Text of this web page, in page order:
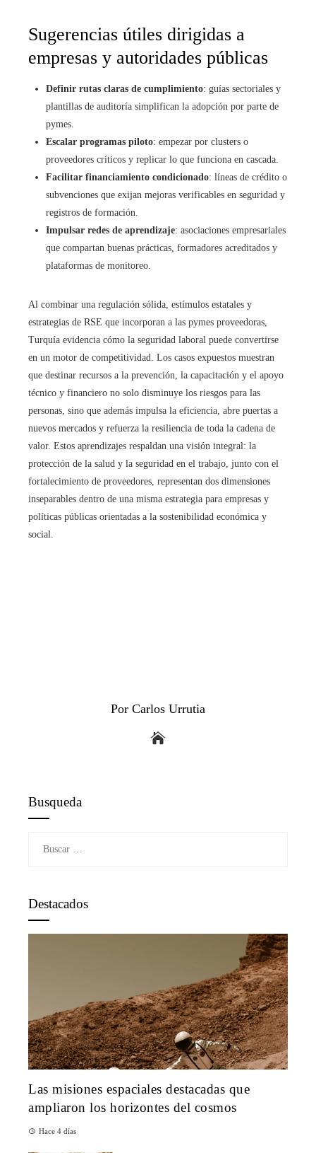
Sugerencias útiles dirigidas a
empresas y autoridades públicas
Definir rutas claras de cumplimiento: guías sectoriales y
plantillas de auditoría simplifican la adopción por parte de
pymes.
Escalar programas piloto: empezar por clusters o
proveedores críticos y replicar lo que funciona en cascada.
Facilitar financiamiento condicionado: líneas de crédito o
subvenciones que exijan mejoras verificables en seguridad y
registros de formación.
Impulsar redes de aprendizaje: asociaciones empresariales
que compartan buenas prácticas, formadores acreditados y
plataformas de monitoreo.
Al combinar una regulación sólida, estímulos estatales y
estrategias de RSE que incorporan a las pymes proveedoras,
Turquía evidencia cómo la seguridad laboral puede convertirse
en un motor de competitividad. Los casos expuestos muestran
que destinar recursos a la prevención, la capacitación y el apoyo
técnico y financiero no solo disminuye los riesgos para las
personas, sino que además impulsa la eficiencia, abre puertas a
nuevos mercados y refuerza la resiliencia de toda la cadena de
valor. Estos aprendizajes respaldan una visión integral: la
protección de la salud y la seguridad en el trabajo, junto con el
fortalecimiento de proveedores, representan dos dimensiones
inseparables dentro de una misma estrategia para empresas y
políticas públicas orientadas a la sostenibilidad económica y
social.
Por Carlos Urrutia
Busqueda
Destacados
Las misiones espaciales destacadas que
ampliaron los horizontes del cosmos
Hace 4 días